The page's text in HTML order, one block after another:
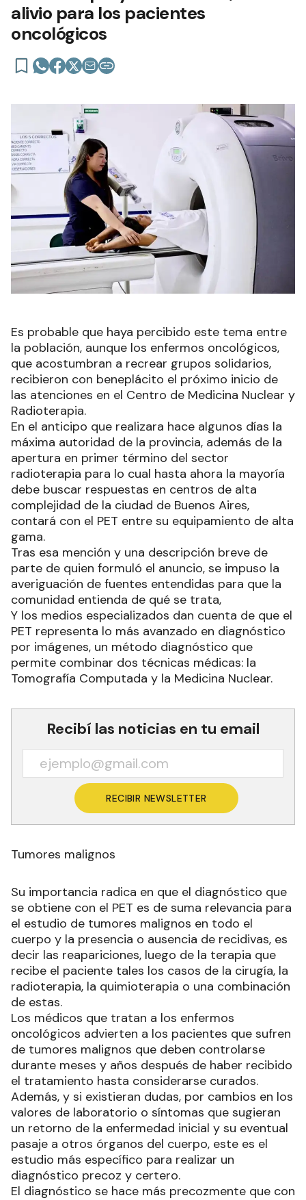
alivio para los pacientes
oncológicos
Es probable que haya percibido este tema entre
la población, aunque los enfermos oncológicos,
que acostumbran a recrear grupos solidarios,
recibieron con beneplácito el próximo inicio de
las atenciones en el Centro de Medicina Nuclear y
Radioterapia.
En el anticipo que realizara hace algunos días la
máxima autoridad de la provincia, además de la
apertura en primer término del sector
radioterapia para lo cual hasta ahora la mayoría
debe buscar respuestas en centros de alta
complejidad de la ciudad de Buenos Aires,
contará con el PET entre su equipamiento de alta
gama.
Tras esa mención y una descripción breve de
parte de quien formuló el anuncio, se impuso la
averiguación de fuentes entendidas para que la
comunidad entienda de qué se trata,
Y los medios especializados dan cuenta de que el
PET representa lo más avanzado en diagnóstico
por imágenes, un método diagnóstico que
permite combinar dos técnicas médicas: la
Tomografía Computada y la Medicina Nuclear.
Recibí las noticias en tu email
RECIBIR NEWSLETTER
Tumores malignos
Su importancia radica en que el diagnóstico que
se obtiene con el PET es de suma relevancia para
el estudio de tumores malignos en todo el
cuerpo y la presencia o ausencia de recidivas, es
decir las reapariciones, luego de la terapia que
recibe el paciente tales los casos de la cirugía, la
radioterapia, la quimioterapia o una combinación
de estas.
Los médicos que tratan a los enfermos
oncológicos advierten a los pacientes que sufren
de tumores malignos que deben controlarse
durante meses y años después de haber recibido
el tratamiento hasta considerarse curados.
Además, y si existieran dudas, por cambios en los
valores de laboratorio o síntomas que sugieran
un retorno de la enfermedad inicial y su eventual
pasaje a otros órganos del cuerpo, este es el
estudio más específico para realizar un
diagnóstico precoz y certero.
El diagnóstico se hace más precozmente que con